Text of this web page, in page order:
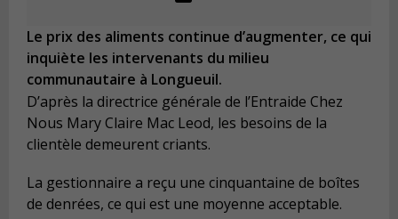
Le prix des aliments continue d’augmenter, ce qui
inquiète les intervenants du milieu
communautaire à Longueuil.
D’après la directrice générale de l’Entraide Chez
Nous Mary Claire Mac Leod, les besoins de la
clientèle demeurent criants.
La gestionnaire a reçu une cinquantaine de boîtes
de denrées, ce qui est une moyenne acceptable.